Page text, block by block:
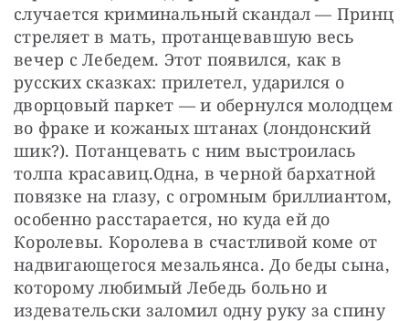
случается криминальный скандал — Принц
стреляет в мать, протанцевавшую весь
вечер с Лебедем. Этот появился, как в
русских сказках: прилетел, ударился о
дворцовый паркет — и обернулся молодцем
во фраке и кожаных штанах (лондонский
шик?). Потанцевать с ним выстроилась
толпа красавиц.Одна, в черной бархатной
повязке на глазу, с огромным бриллиантом,
особенно расстарается, но куда ей до
Королевы. Королева в счастливой коме от
надвигающегося мезальянса. До беды сына,
которому любимый Лебедь больно и
издевательски заломил одну руку за спину